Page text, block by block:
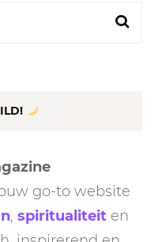
go-to website
, spiritualiteit en